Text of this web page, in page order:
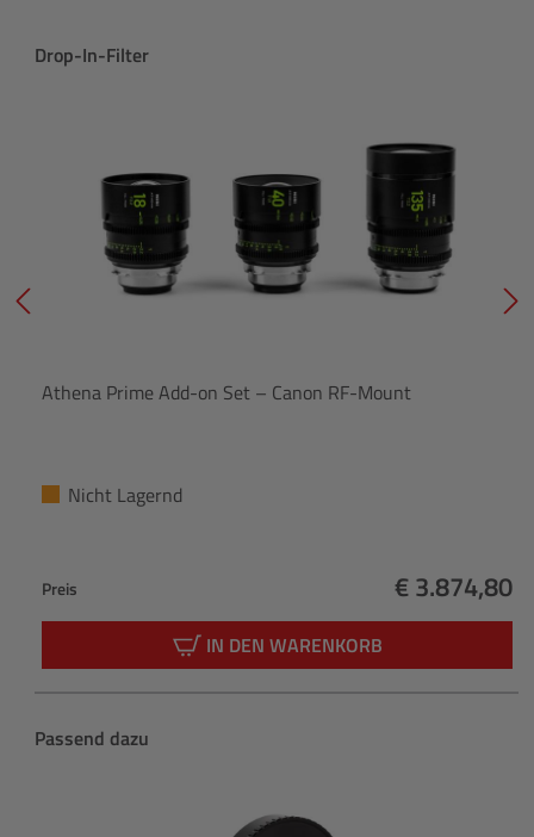
Produktgalerie überspringen
Drop-In-Filter
Athena Prime Add-on Set – Canon RF-Mount
Nicht Lagernd
Preis
Regulärer
€ 3.874,80
IN DEN WARENKORB
Produktgalerie überspringen
Passend dazu